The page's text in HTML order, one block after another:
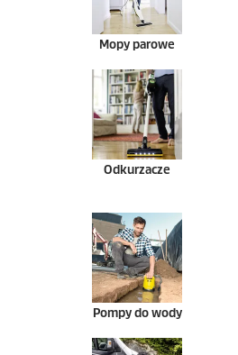
Mopy parowe
Odkurzacze
Pompy do wody